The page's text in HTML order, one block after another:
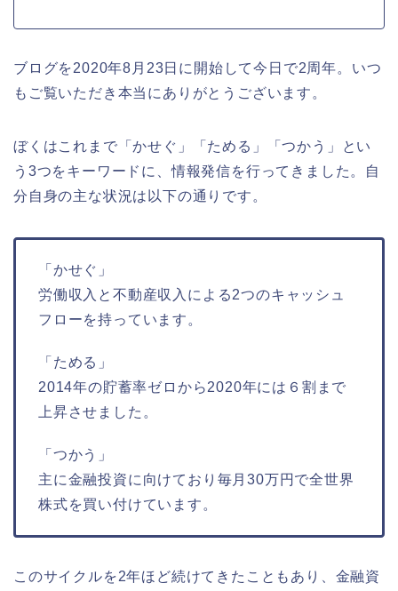
ブログを2020年8月23日に開始して今日で2周年。いつ
もご覧いただき本当にありがとうございます。
ぼくはこれまで「かせぐ」「ためる」「つかう」とい
う3つをキーワードに、情報発信を行ってきました。自
分自身の主な状況は以下の通りです。
「かせぐ」
労働収入と不動産収入による2つのキャッシュ
フローを持っています。
「ためる」
2014年の貯蓄率ゼロから2020年には６割まで
上昇させました。
「つかう」
主に金融投資に向けており毎月30万円で全世界
株式を買い付けています。
このサイクルを2年ほど続けてきたこともあり、金融資